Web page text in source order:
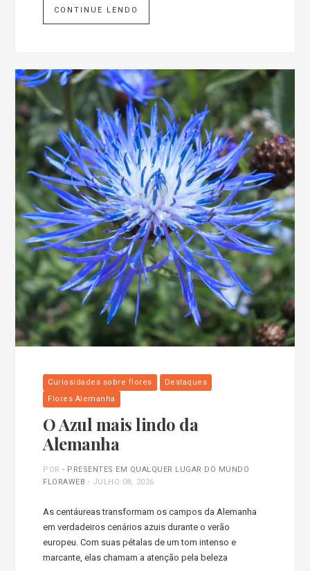
CONTINUE LENDO
Curiosidades sobre flores
Destaques
Flores Alemanha
O Azul mais lindo da
Alemanha
POR- PRESENTES EM QUALQUER LUGAR DO MUNDO
FLORAWEB - JULHO 08, 2026
As centáureas transformam os campos da Alemanha
em verdadeiros cenários azuis durante o verão
europeu. Com suas pétalas de um tom intenso e
marcante, elas chamam a atenção pela beleza